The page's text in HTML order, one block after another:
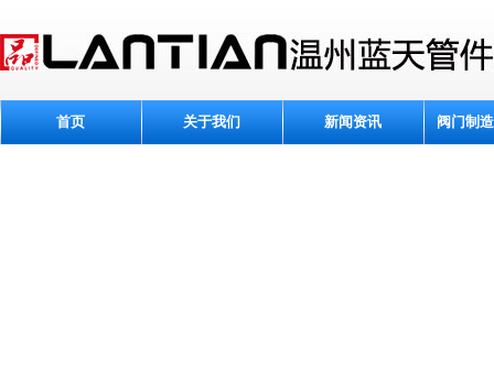
首页 关于我们 新闻资讯 阀门制